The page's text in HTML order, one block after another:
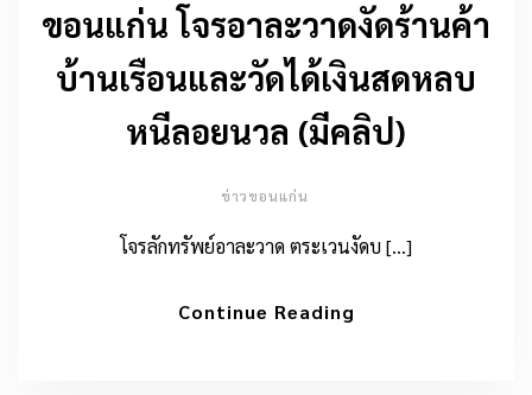
ขอนแก่น โจรอาละวาดงัดร้านค้า
บ้านเรือนและวัดได้เงินสดหลบ
หนีลอยนวล (มีคลิป)
ข่าวขอนแก่น
โจรลักทรัพย์อาละวาด ตระเวนงัดบ […]
Continue Reading